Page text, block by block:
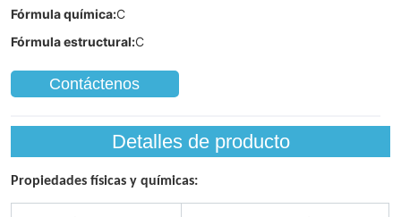
Contáctenos
Detalles de producto